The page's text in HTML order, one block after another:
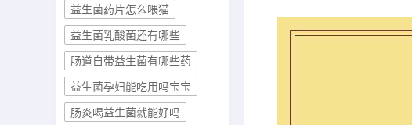
益生菌药片怎么喂猫
益生菌乳酸菌还有哪些
肠道自带益生菌有哪些药
益生菌孕妇能吃用吗宝宝
肠炎喝益生菌就能好吗